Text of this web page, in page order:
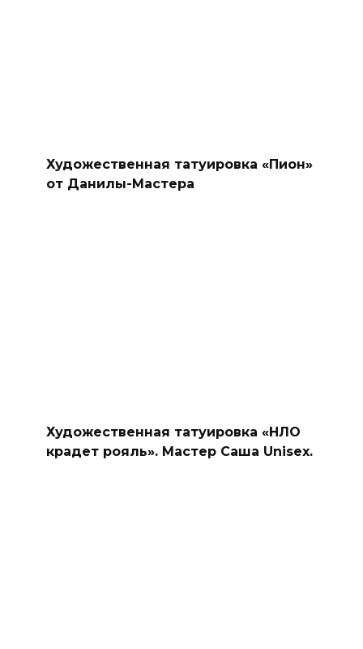
Художественная татуировка «Пион»
от Данилы-Мастера
Художественная татуировка «НЛО
крадет рояль». Мастер Саша Unisex.